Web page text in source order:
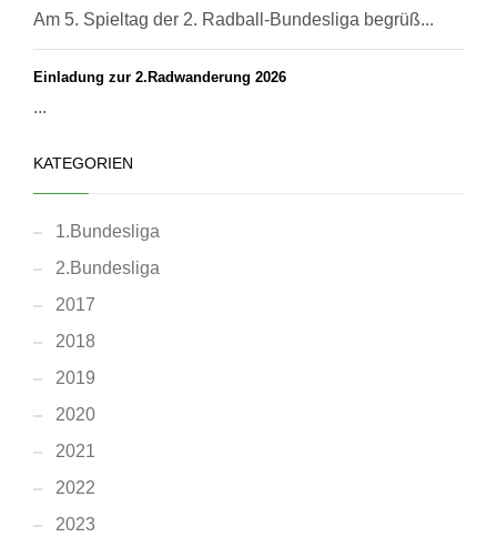
Am 5. Spieltag der 2. Radball-Bundesliga begrüß...
Einladung zur 2.Radwanderung 2026
...
KATEGORIEN
1.Bundesliga
2.Bundesliga
2017
2018
2019
2020
2021
2022
2023